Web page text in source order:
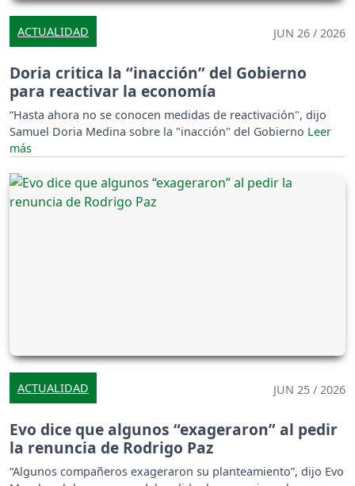
ACTUALIDAD JUN 26 / 2026
Doria critica la “inacción” del Gobierno
para reactivar la economía
“Hasta ahora no se conocen medidas de reactivación", dijo
Samuel Doria Medina sobre la "inacción" del Gobierno
ACTUALIDAD JUN 25 / 2026
Evo dice que algunos “exageraron” al pedir
la renuncia de Rodrigo Paz
“Algunos compañeros exageraron su planteamiento”, dijo Evo